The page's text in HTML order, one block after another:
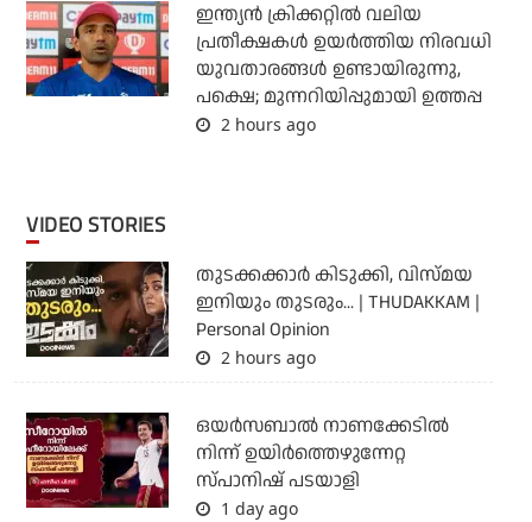
ഇന്ത്യന്‍ ക്രിക്കറ്റില്‍ വലിയ
പ്രതീക്ഷകള്‍ ഉയര്‍ത്തിയ നിരവധി
യുവതാരങ്ങള്‍ ഉണ്ടായിരുന്നു,
പക്ഷെ; മുന്നറിയിപ്പുമായി ഉത്തപ്പ
2 hours ago
VIDEO STORIES
തുടക്കക്കാര്‍ കിടുക്കി, വിസ്മയ
ഇനിയും തുടരും... | THUDAKKAM |
Personal Opinion
2 hours ago
ഒയര്‍സബാൽ നാണക്കേടിൽ
നിന്ന് ഉയിർത്തെഴുന്നേറ്റ
സ്പാനിഷ് പടയാളി
1 day ago